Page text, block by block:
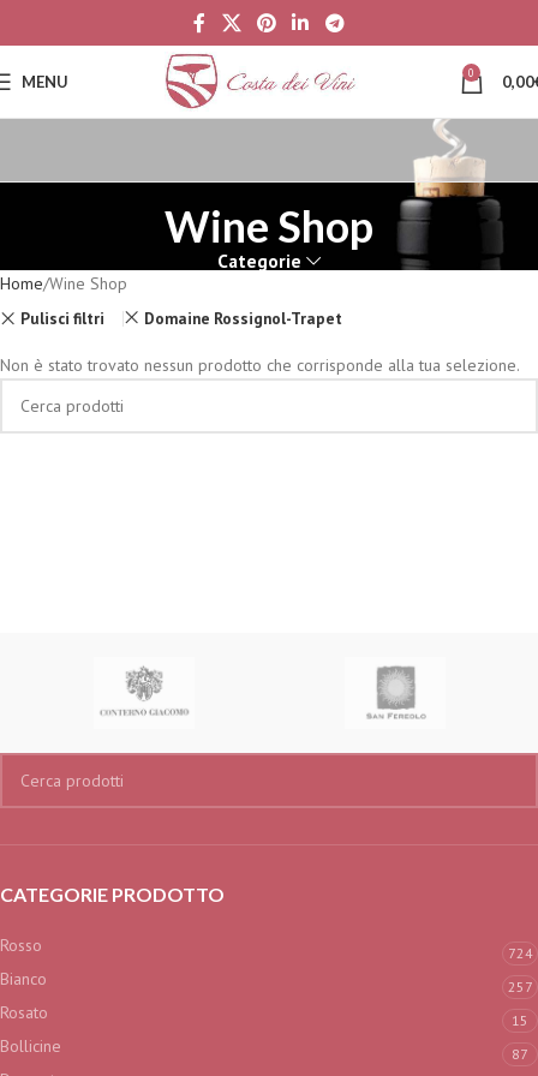
MENU 0 0,00
Wine Shop
Categorie
Home Wine Shop
Pulisci filtri
Domaine Rossignol-Trapet
Non è stato trovato nessun prodotto che corrisponde alla tua selezione.
CATEGORIE PRODOTTO
Rosso 724
Bianco 257
Rosato 15
Bollicine 87